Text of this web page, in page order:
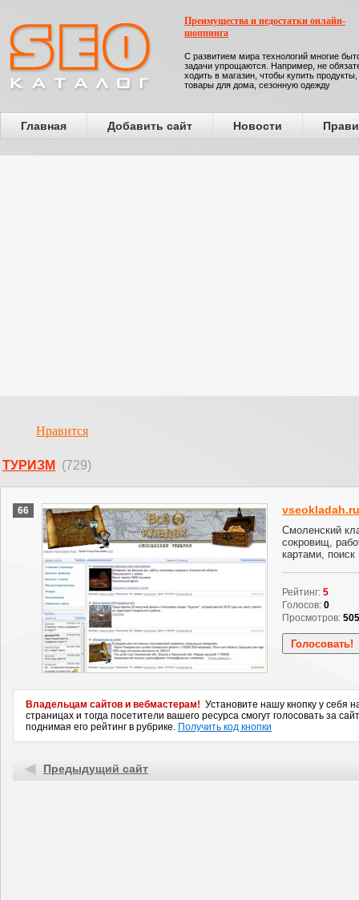
Преимущества и недостатки онлайн-
шоппинга
С развитием мира технологий многие
задачи упрощаются. Например, не
ходить в магазин, чтобы купить продукты,
товары для дома, сезонную одежду
Главная Добавить сайт Новости
Нравится
ТУРИЗМ (729)
66 vseokladah.ru
Смоленский
сокровищ,
картами,
Рейтинг: 5
Голосов: 0
Просмотров:
Владельцам сайтов и вебмастерам! Установите нашу кнопку у себя
страницах и тогда посетители вашего ресурса смогут голосовать за
поднимая его рейтинг в рубрике. Получить код кнопки
Предыдущий сайт